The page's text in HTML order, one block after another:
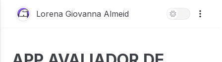
Lorena Giovanna Almeid